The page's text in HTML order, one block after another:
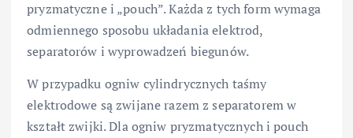
pryzmatyczne i „pouch”. Każda z tych form wymaga
odmiennego sposobu układania elektrod,
separatorów i wyprowadzeń biegunów.
W przypadku ogniw cylindrycznych taśmy
elektrodowe są zwijane razem z separatorem w
kształt zwijki. Dla ogniw pryzmatycznych i pouch